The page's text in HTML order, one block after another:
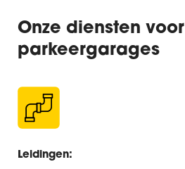
Onze diensten voor
parkeergarages
Leidingen: